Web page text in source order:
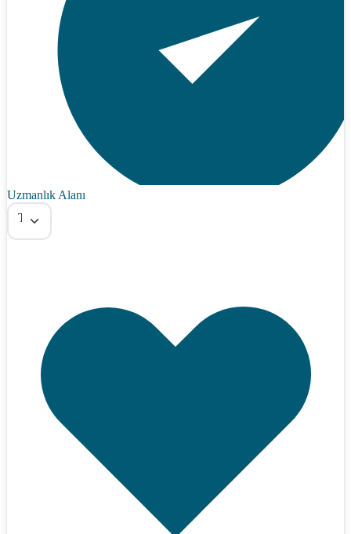
Uzmanlık Alanı
Tümü